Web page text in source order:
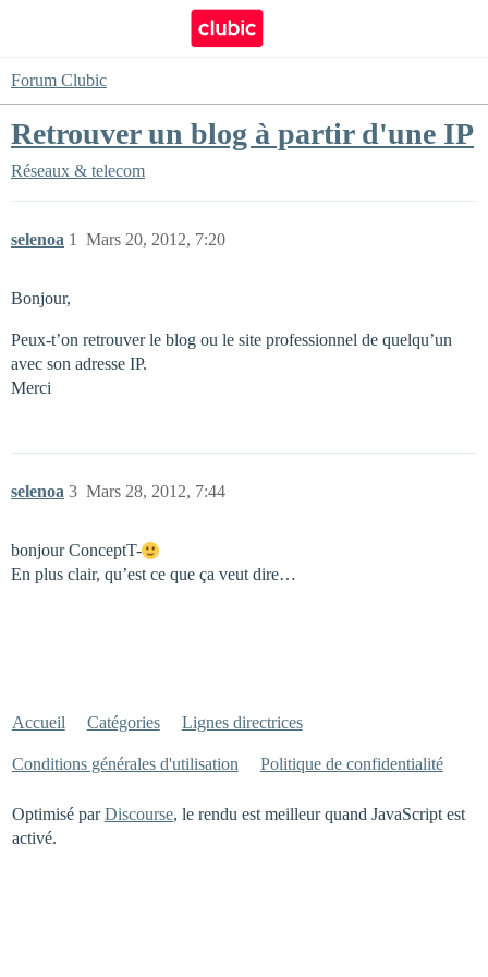
Forum Clubic
Retrouver un blog à partir d'une IP
Réseaux & telecom
selenoa Mars 20, 2012, 7:20
1
Bonjour,
Peux-t’on retrouver le blog ou le site professionnel de quelqu’un
avec son adresse IP.
Merci
selenoa Mars 28, 2012, 7:44
3
bonjour ConceptT-
En plus clair, qu’est ce que ça veut dire…
Accueil Catégories Lignes directrices
Conditions générales d'utilisation Politique de confidentialité
Optimisé parDiscourse, le rendu est meilleur quand JavaScript est
activé.